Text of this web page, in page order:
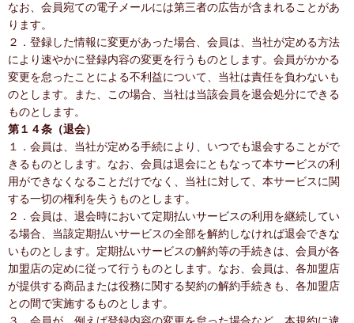
なお、会員宛ての電子メールには第三者の広告が含まれることがあ
ります。
２．登録した情報に変更があった場合、会員は、当社が定める方法
により速やかに登録内容の変更を行うものとします。会員がかかる
変更を怠ったことによる不利益について、当社は責任を負わないも
のとします。また、この場合、当社は当該会員を退会処分にできる
ものとします。
第１４条（退会）
１．会員は、当社が定める手続により、いつでも退会することがで
きるものとします。なお、会員は退会にともなって本サービスの利
用ができなくなることだけでなく、当社に対して、本サービスに関
する一切の権利を失うものとします。
２．会員は、退会時において定期払いサービスの利用を継続してい
る場合、当該定期払いサービスの全部を解約しなければ退会できな
いものとします。定期払いサービスの解約等の手続きは、会員が各
加盟店の定めに従って行うものとします。なお、会員は、各加盟店
が提供する商品または役務に関する契約の解約手続きも、各加盟店
との間で実施するものとします。